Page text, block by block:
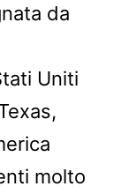
da
Uniti
molto